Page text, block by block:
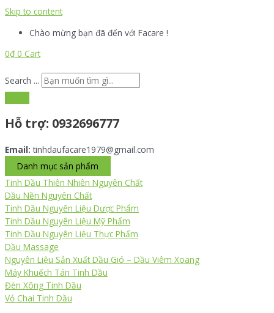
Skip to content
Chào mừng bạn đã đến với Facare !
0₫ 0 Cart
Search ...
Hỗ trợ: 0932696777
Email: tinhdaufacare1979@gmail.com
Danh mục sản phẩm
Tinh Dầu Thiên Nhiên Nguyên Chất
Dầu Nền Nguyên Chất
Tinh Dầu Nguyên Liệu Dược Phẩm
Tinh Dầu Nguyên Liệu Mỹ Phẩm
Tinh Dầu Nguyên Liệu Thực Phẩm
Dầu Massage
Nguyên Liệu Sản Xuất Dầu Gió – Dầu Viêm Xoang
Máy Khuếch Tán Tinh Dầu
Đèn Xông Tinh Dầu
Vỏ Chai Tinh Dầu